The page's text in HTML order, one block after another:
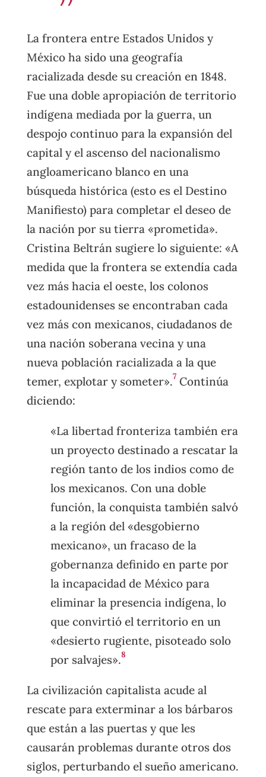
La frontera entre Estados Unidos y
México ha sido una geografía
racializada desde su creación en 1848.
Fue una doble apropiación de territorio
indígena mediada por la guerra, un
despojo continuo para la expansión del
capital y el ascenso del nacionalismo
angloamericano blanco en una
búsqueda histórica (esto es el Destino
Manifiesto) para completar el deseo de
la nación por su tierra «prometida».
Cristina Beltrán sugiere lo siguiente: «A
medida que la frontera se extendía cada
vez más hacia el oeste, los colonos
estadounidenses se encontraban cada
vez más con mexicanos, ciudadanos de
una nación soberana vecina y una
nueva población racializada a la que
temer, explotar y someter».7 Continúa
diciendo:
«La libertad fronteriza también era
un proyecto destinado a rescatar la
región tanto de los indios como de
los mexicanos. Con una doble
función, la conquista también salvó
a la región del «desgobierno
mexicano», un fracaso de la
gobernanza definido en parte por
la incapacidad de México para
eliminar la presencia indígena, lo
que convirtió el territorio en un
«desierto rugiente, pisoteado solo
por salvajes».8
La civilización capitalista acude al
rescate para exterminar a los bárbaros
que están a las puertas y que les
causarán problemas durante otros dos
siglos, perturbando el sueño americano.